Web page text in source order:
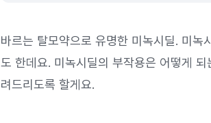
바르는 탈모약으로 유명한 미녹시딜. 미녹
도 한데요. 미녹시딜의 부작용은 어떻게
려드리도록 할게요.